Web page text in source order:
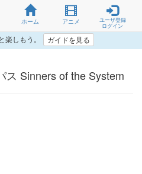
ホーム アニメ
ユーザ登録
ログイン
しもう。 ガイドを見る
ス Sinners of the System